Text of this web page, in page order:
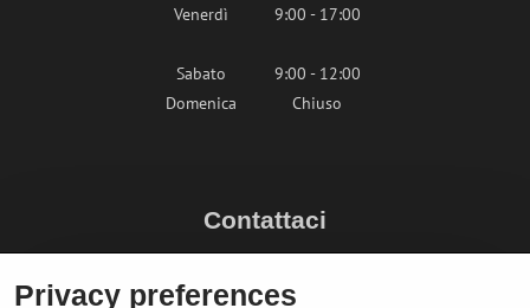
Venerdì
9:00 - 17:00
Sabato
9:00 - 12:00
Domenica
Chiuso
Contattaci
+436764858804 (AT)
Privacy preferences